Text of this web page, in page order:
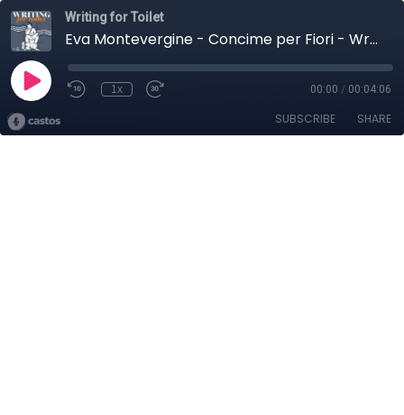
Writing for Toilet
Eva Montevergine - Concime per Fiori - Writing for Toilet 27 gennaio 2026
1x 00:00 / 00:04:06
SUBSCRIBE SHARE